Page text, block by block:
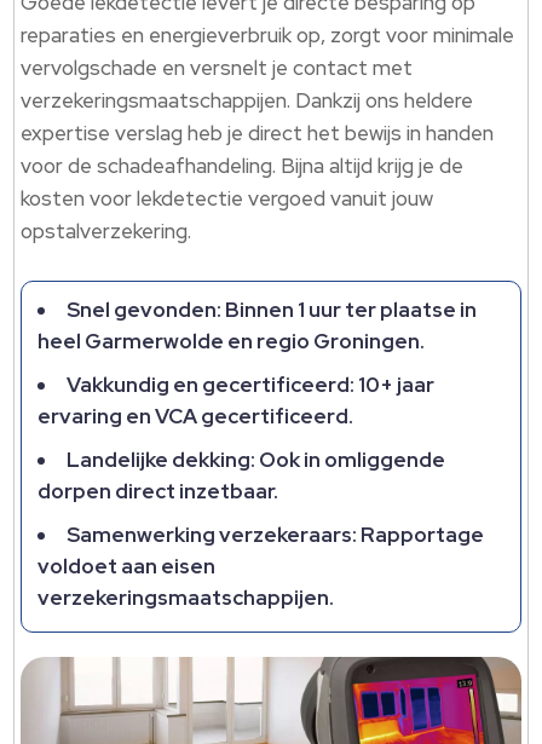
reparaties en energieverbruik op, zorgt voor minimale
vervolgschade en versnelt je contact met
verzekeringsmaatschappijen. Dankzij ons heldere
expertise verslag heb je direct het bewijs in handen
voor de schadeafhandeling. Bijna altijd krijg je de
kosten voor lekdetectie vergoed vanuit jouw
opstalverzekering.
Snel gevonden: Binnen 1 uur ter plaatse in
heel Garmerwolde en regio Groningen.
Vakkundig en gecertificeerd: 10+ jaar
ervaring en VCA gecertificeerd.
Landelijke dekking: Ook in omliggende
dorpen direct inzetbaar.
Samenwerking verzekeraars: Rapportage
voldoet aan eisen
verzekeringsmaatschappijen.